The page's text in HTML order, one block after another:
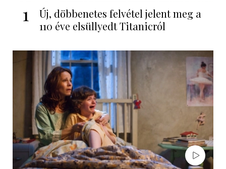
1
Új, döbbenetes felvétel jelent meg a
110 éve elsüllyedt Titanicról